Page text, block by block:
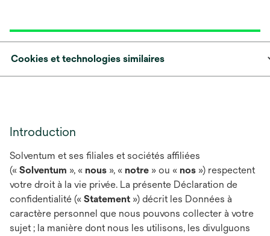
Cookies et technologies similaires
Introduction
Solventum et ses filiales et sociétés affiliées
(« Solventum », « nous », « notre » ou « nos ») respectent
votre droit à la vie privée. La présente Déclaration de
confidentialité (« Statement ») décrit les Données à
caractère personnel que nous pouvons collecter à votre
sujet ; la manière dont nous les utilisons, les divulguons